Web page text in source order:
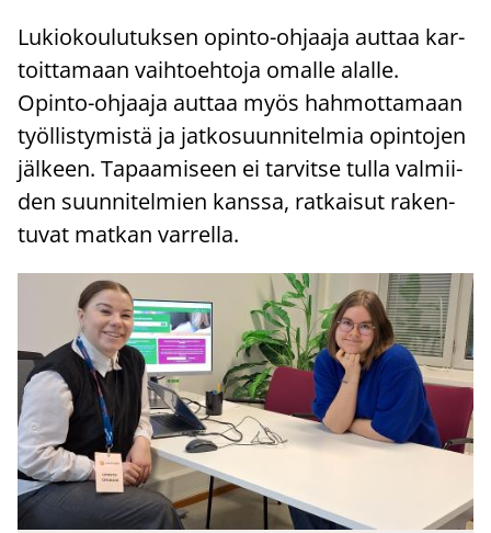
Lu­kio­kou­lu­tuk­sen opinto-​ohjaaja aut­taa kar­
toit­ta­maan vaih­toeh­to­ja omal­le alal­le.
Opinto-​ohjaaja aut­taa myös hah­mot­ta­maan
työl­lis­ty­mis­tä ja jat­ko­suun­ni­tel­mia opin­to­jen
jäl­keen. Ta­paa­mi­seen ei tar­vit­se tulla val­mii­
den suun­ni­tel­mien kans­sa, rat­kai­sut ra­ken­
tu­vat mat­kan var­rel­la.